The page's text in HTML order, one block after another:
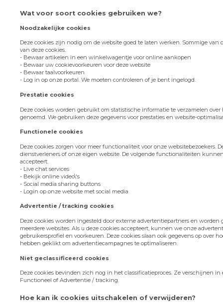
Wat voor soort cookies gebruiken we?
Noodzakelijke cookies
Deze cookies zijn nodig om de website goed te laten werken. Sommige
van deze cookies.
- Bewaar artikelen in een winkelwagentje voor online aankopen
- Bewaar uw cookievoorkeuren voor deze website
- Bewaar taalvoorkeuren
- Log in op onze portal. We moeten controleren of je bent ingelogd.
Prestatie cookies
Deze cookies worden gebruikt om statistische informatie te verzamelen
genoemd. We gebruiken deze gegevens voor prestaties en website-
Functionele cookies
Deze cookies zorgen voor meer functionaliteit voor onze websitebezoekers.
dienstverleners of onze eigen website. De volgende functionaliteiten
accepteert.
- Live chat services
- Bekijk online video\'s
- Social media sharing buttons
- Login op onze website met social media
Advertentie / tracking cookies
Deze cookies worden ingesteld door externe advertentiepartners en
meerdere websites. Als u deze cookies accepteert, kunnen we onze
gebruikersprofiel en voorkeuren. Deze cookies slaan ook gegevens op over
hebben geklikt om advertentiecampagnes te optimaliseren.
Niet geclassificeerd cookies
Deze cookies bevinden zich nog in het classificatieproces. Ze verschijnen
Functioneel of Advertentie / tracking.
Hoe kan ik cookies uitschakelen of verwijderen?